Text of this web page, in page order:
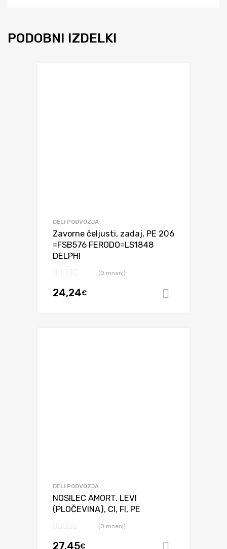
PODOBNI IZDELKI
DELI PODVOZJA
Zavorne čeljusti, zadaj, PE 206
=FSB576 FERODO=LS1848
DELPHI
(0 mnenj)
24,24€
DELI PODVOZJA
NOSILEC AMORT. LEVI
(PLOČEVINA), CI, FI, PE
(0 mnenj)
27,45€